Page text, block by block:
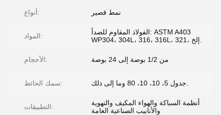
أنواع: نمط قصير
المواد:
الفولاذ المقاوم للصدأ: ASTM A403
الأحجام: من 1/2 بوصة إلى 24 بوصة
سمك الحائط:
التطبيقات:
أنظمة السباكة والهواء المكيف والتهوية
والأنابيب الصناعية العامة